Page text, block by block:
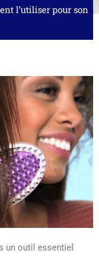
l’utiliser pour son
un outil essentiel